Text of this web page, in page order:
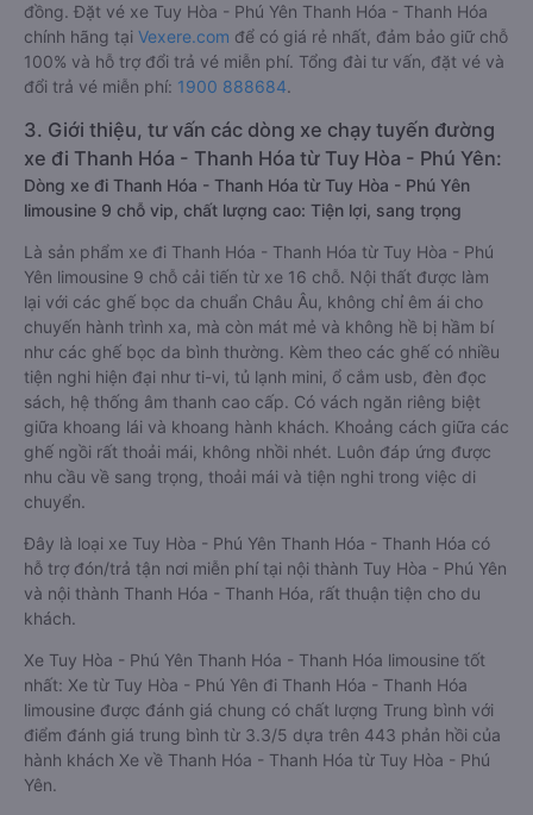
đồng. Đặt vé xe Tuy Hòa - Phú Yên Thanh Hóa - Thanh Hóa
chính hãng tại Vexere.com để có giá rẻ nhất, đảm bảo giữ chỗ
100% và hỗ trợ đổi trả vé miễn phí. Tổng đài tư vấn, đặt vé và
đổi trả vé miễn phí: 1900 888684.
3. Giới thiệu, tư vấn các dòng xe chạy tuyến đường
xe đi Thanh Hóa - Thanh Hóa từ Tuy Hòa - Phú Yên:
Dòng xe đi Thanh Hóa - Thanh Hóa từ Tuy Hòa - Phú Yên
limousine 9 chỗ vip, chất lượng cao: Tiện lợi, sang trọng
Là sản phẩm xe đi Thanh Hóa - Thanh Hóa từ Tuy Hòa - Phú
Yên limousine 9 chỗ cải tiến từ xe 16 chỗ. Nội thất được làm
lại với các ghế bọc da chuẩn Châu Âu, không chỉ êm ái cho
chuyến hành trình xa, mà còn mát mẻ và không hề bị hầm bí
như các ghế bọc da bình thường. Kèm theo các ghế có nhiều
tiện nghi hiện đại như ti-vi, tủ lạnh mini, ổ cắm usb, đèn đọc
sách, hệ thống âm thanh cao cấp. Có vách ngăn riêng biệt
giữa khoang lái và khoang hành khách. Khoảng cách giữa các
ghế ngồi rất thoải mái, không nhồi nhét. Luôn đáp ứng được
nhu cầu về sang trọng, thoải mái và tiện nghi trong việc di
chuyển.
Đây là loại xe Tuy Hòa - Phú Yên Thanh Hóa - Thanh Hóa có
hỗ trợ đón/trả tận nơi miễn phí tại nội thành Tuy Hòa - Phú Yên
và nội thành Thanh Hóa - Thanh Hóa, rất thuận tiện cho du
khách.
Xe Tuy Hòa - Phú Yên Thanh Hóa - Thanh Hóa limousine tốt
nhất: Xe từ Tuy Hòa - Phú Yên đi Thanh Hóa - Thanh Hóa
limousine được đánh giá chung có chất lượng Trung bình với
điểm đánh giá trung bình từ 3.3/5 dựa trên 443 phản hồi của
hành khách Xe về Thanh Hóa - Thanh Hóa từ Tuy Hòa - Phú
Yên.